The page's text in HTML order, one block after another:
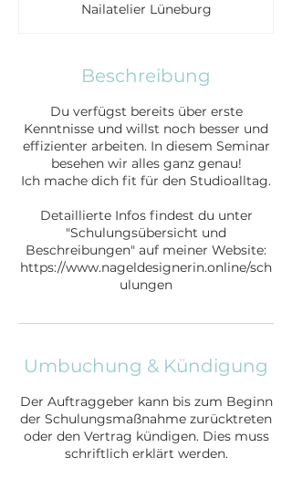
n
Nailatelier Lüneburg
Beschreibung
Du verfügst bereits über erste
Kenntnisse und willst noch besser und
effizienter arbeiten. In diesem Seminar
besehen wir alles ganz genau!
Ich mache dich fit für den Studioalltag.
Detaillierte Infos findest du unter
"Schulungsübersicht und
Beschreibungen" auf meiner Website:
https://www.nageldesignerin.online/sch
ulungen
Umbuchung & Kündigung
Der Auftraggeber kann bis zum Beginn
der Schulungsmaßnahme zurücktreten
oder den Vertrag kündigen. Dies muss
schriftlich erklärt werden.